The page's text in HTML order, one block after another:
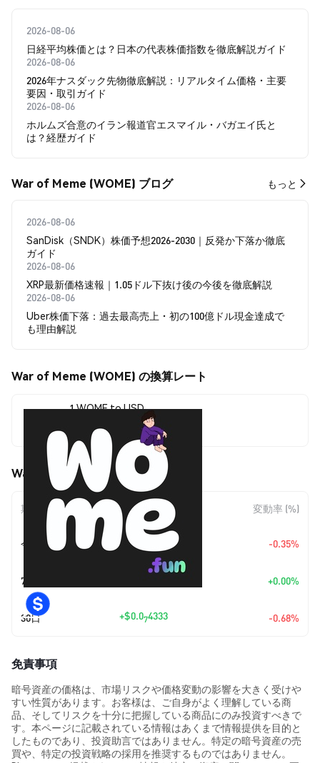
2026-08-06
日経平均株価とは？日本の代表株価指数を徹底解説ガイド
2026-08-06
2026年ナスダック先物徹底解説：リアルタイム価格・主要
要因・取引ガイド
2026-08-06
ホルムズ合意のイラン報道官エスマイル・バガエイ氏と
は？経歴ガイド
War of Meme (WOME) ブログ もっと
2026-08-06
SanDisk（SNDK）株価予想2026-2030｜反発か下落か徹底
ガイド
2026-08-06
XRP最新価格速報｜1.05ドル下抜け後の今後を徹底解説
2026-08-06
Uber株価下落：過去最高売上・初の100億ドル現金達成で
も理由解説
War of Meme (WOME) の換算レート
1 WOME to USD
$0.00000633
War of Meme (WOME) の価格変動
期間 金額変動 変動率 (%)
今日 + $0.0 -0.35%
7日 +0.00%
30日 +$0.074333 -0.68%
免責事項
暗号資産の価格は、市場リスクや価格変動の影響を大きく受けや
すい性質があります。お客様は、ご自身がよく理解している商
品、そしてリスクを十分に把握している商品にのみ投資すべきで
す。本ページに記載されている情報はあくまで情報提供を目的と
したものであり、投資助言ではありません。特定の暗号資産の売
買や、特定の投資戦略の採用を推奨するものではありません。